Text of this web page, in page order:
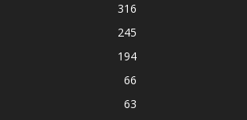
316
245
194
66
63